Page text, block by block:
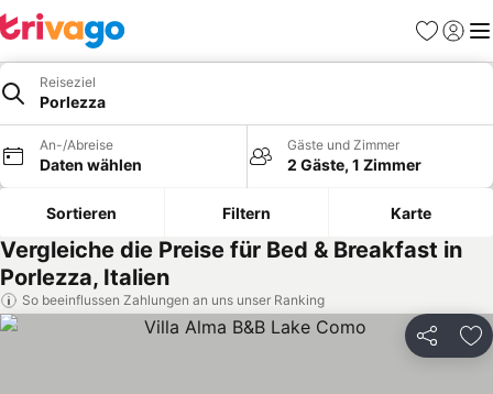
Favoriten
Reiseziel
Porlezza
An-/Abreise
Daten wählen
Gäste und Zimmer
2 Gäste, 1 Zimmer
Sortieren Filtern Karte
Vergleiche die Preise für Bed & Breakfast in
Porlezza, Italien
So beeinflussen Zahlungen an uns unser Ranking
Teilen